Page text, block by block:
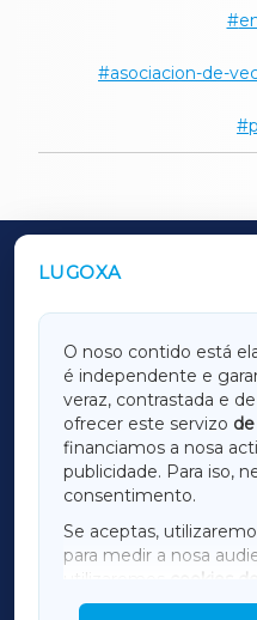
asociacion-de-
LUGOXA
O noso contido está
é independente e
veraz, contrastada e
ofrecer este servizo
financiamos a nosa
publicidade. Para iso,
consentimento.
Se aceptas,
para medir a nosa
utilizaremos
cookies
mostrar publicidade
OUTROS